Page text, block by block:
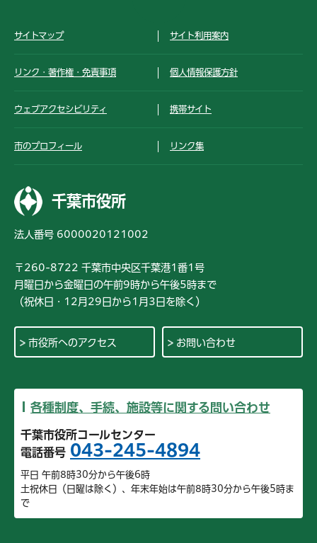
サイトマップ サイト利用案内
リンク・著作権・免責事項 個人情報保護方針
ウェブアクセシビリティ 携帯サイト
市のプロフィール リンク集
千葉市役所
法人番号 6000020121002
〒260-8722 千葉市中央区千葉港1番1号
月曜日から金曜日の午前9時から午後5時まで
（祝休日・12月29日から1月3日を除く）
市役所へのアクセス お問い合わせ
各種制度、手続、施設等に関する問い合わせ
千葉市役所コールセンター
電話番号 043-245-4894
平日 午前8時30分から午後6時
土祝休日（日曜は除く）、年末年始は午前8時30分から午後5時ま
で